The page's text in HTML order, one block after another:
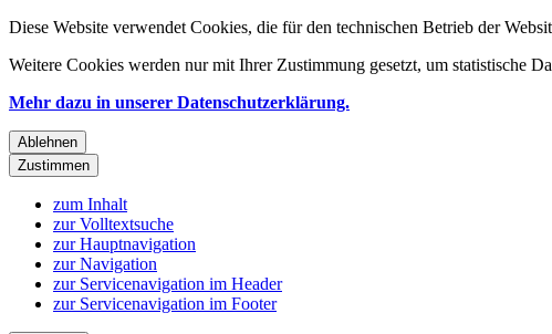
Diese Website verwendet Cookies, die für den technischen Betrieb der
Weitere Cookies werden nur mit Ihrer Zustimmung gesetzt, um statistische
Mehr dazu in unserer Datenschutzerklärung.
Ablehnen
Zustimmen
zum Inhalt
zur Volltextsuche
zur Hauptnavigation
zur Navigation
zur Servicenavigation im Header
zur Servicenavigation im Footer